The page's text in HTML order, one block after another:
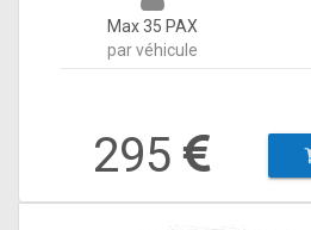
Max 35 PAX
par véhicule
295